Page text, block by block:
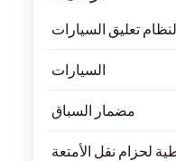
تعليق السيارات
السيارات
مضمار السباق
لحزام نقل الأمتعة